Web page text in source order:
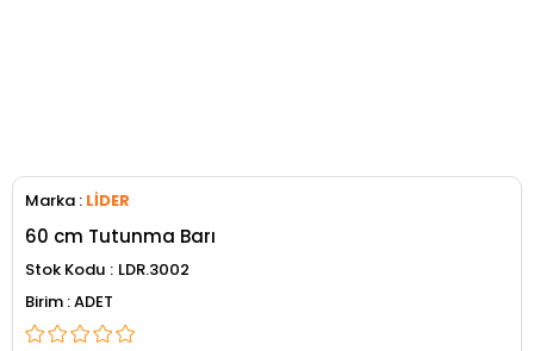
Marka : LİDER
60 cm Tutunma Barı
Stok Kodu
LDR.3002
ADET